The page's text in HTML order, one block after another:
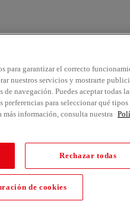
para garantizar el correcto
nuestros servicios y mostrarte
navegación. Puedes aceptar todas
para seleccionar qué tipos
más información, consulta nuestra
Rechazar todas
de cookies